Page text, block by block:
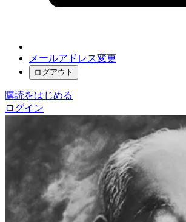
メールアドレス変更
ログアウト
購読をはじめる
ログイン